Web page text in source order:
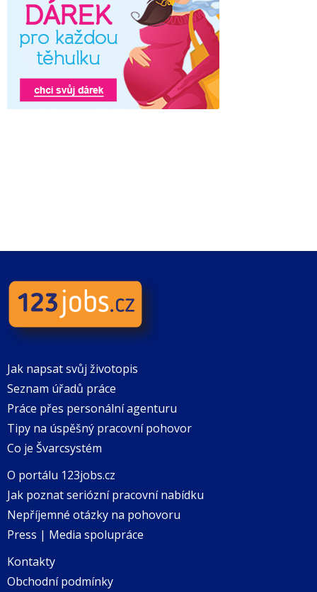
Jak napsat svůj životopis
Seznam úřadů práce
Práce přes personální agenturu
Tipy na úspěšný pracovní pohovor
Co je Švarcsystém
O portálu 123jobs.cz
Jak poznat seriózní pracovní nabídku
Nepříjemné otázky na pohovoru
Press | Media spolupráce
Kontakty
Obchodní podmínky